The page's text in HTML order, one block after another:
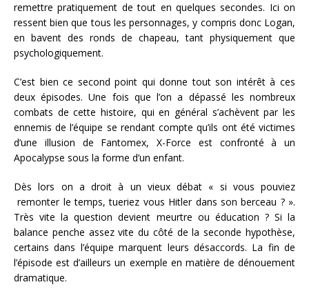
remettre pratiquement de tout en quelques secondes. Ici on
ressent bien que tous les personnages, y compris donc Logan,
en bavent des ronds de chapeau, tant physiquement que
psychologiquement.
C’est bien ce second point qui donne tout son intérêt à ces
deux épisodes. Une fois que l’on a dépassé les nombreux
combats de cette histoire, qui en général s’achèvent par les
ennemis de l’équipe se rendant compte qu’ils ont été victimes
d’une illusion de Fantomex, X-Force est confronté à un
Apocalypse sous la forme d’un enfant.
Dès lors on a droit à un vieux débat « si vous pouviez
remonter le temps, tueriez vous Hitler dans son berceau ? ».
Très vite la question devient meurtre ou éducation ? Si la
balance penche assez vite du côté de la seconde hypothèse,
certains dans l’équipe marquent leurs désaccords. La fin de
l’épisode est d’ailleurs un exemple en matière de dénouement
dramatique.